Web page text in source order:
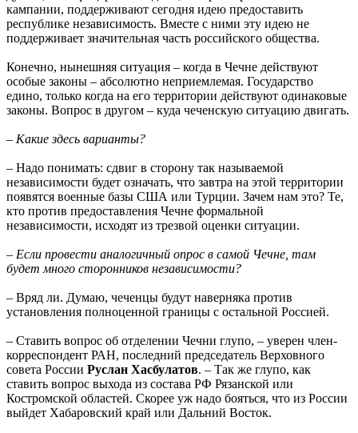
кампании, поддерживают сегодня идею предоставить
республике независимость. Вместе с ними эту идею не
поддерживает значительная часть российского общества.
Конечно, нынешняя ситуация – когда в Чечне действуют
особые законы – абсолютно неприемлемая. Государство
едино, только когда на его территории действуют одинаковые
законы. Вопрос в другом – куда чеченскую ситуацию двигать.
– Какие здесь варианты?
– Надо понимать: сдвиг в сторону так называемой
независимости будет означать, что завтра на этой территории
появятся военные базы США или Турции. Зачем нам это? Те,
кто против предоставления Чечне формальной
независимости, исходят из трезвой оценки ситуации.
– Если провести аналогичный опрос в самой Чечне, там
будет много сторонников независимости?
– Вряд ли. Думаю, чеченцы будут наверняка против
установления полноценной границы с остальной Россией.
– Ставить вопрос об отделении Чечни глупо, – уверен член-
корреспондент РАН, последний председатель Верховного
совета России Руслан Хасбулатов. – Так же глупо, как
ставить вопрос выхода из состава РФ Рязанской или
Костромской областей. Скорее уж надо бояться, что из России
выйдет Хабаровский край или Дальний Восток.